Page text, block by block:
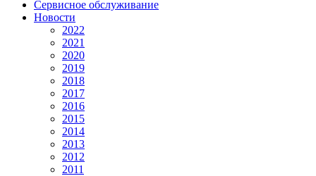
Сервисное обслуживание
Новости
2022
2021
2020
2019
2018
2017
2016
2015
2014
2013
2012
2011